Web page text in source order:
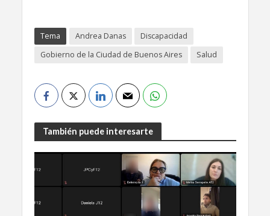
Tema Andrea Danas
Discapacidad
Gobierno de la Ciudad de Buenos Aires
Salud
También puede interesarte